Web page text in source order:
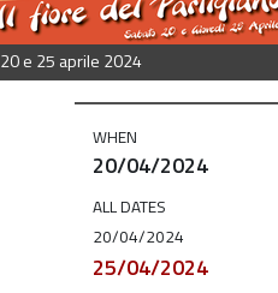
20 e 25 aprile 2024
WHEN
20/04/2024
ALL DATES
20/04/2024
25/04/2024